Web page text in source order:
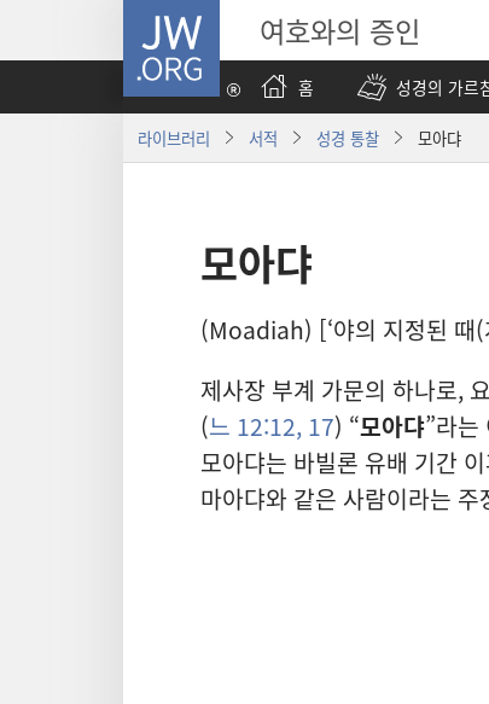
JW.ORG 여호와의 증인
홈
성경의 가르
라이브러리 서적 성경 통찰 모아댜
모아댜
(Moadiah) [‘야의 지정된 때(
제사장 부계 가문의 하나로,
(느 12:12, 17) “모아댜”라는
모아댜는 바빌론 유배 기간
마아댜와 같은 사람이라는